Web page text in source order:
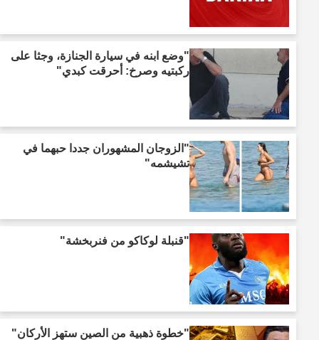
"وضع ابنه في سيارة الجنازة، وجثا على
ركبتيه وصرخ: أحرقت كبدي"
"الزوجان المشهوران جددا حبهما في
تشيشمه"
"قنبلة لوكاكو من فنربخشة"
"خطوة ذهبية من الصين ستهز الأركان"